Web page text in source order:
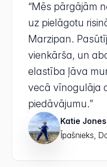
“Mēs pārgājām
uz pielāgotu
Marzipan.
vienkārša, un
elastība ļāva
vecā vīnogulāja
piedāvājumu.”
Katie Jones
Īpašnieks,